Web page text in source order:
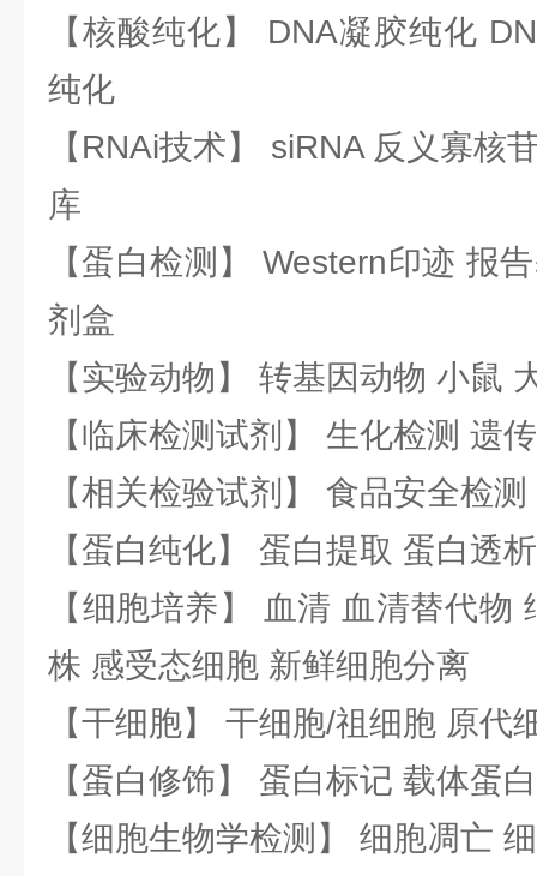
【核酸纯化】 DNA凝胶纯化
纯化
【RNAi技术】 siRNA 反义寡核
库
【蛋白检测】 Western印迹 报
剂盒
【实验动物】 转基因动物 小鼠
【临床检测试剂】 生化检测 遗
【相关检验试剂】 食品安全检
【蛋白纯化】 蛋白提取 蛋白透
【细胞培养】 血清 血清替代物
株 感受态细胞 新鲜细胞分离
【干细胞】 干细胞/祖细胞 原代
【蛋白修饰】 蛋白标记 载体蛋
【细胞生物学检测】 细胞凋亡